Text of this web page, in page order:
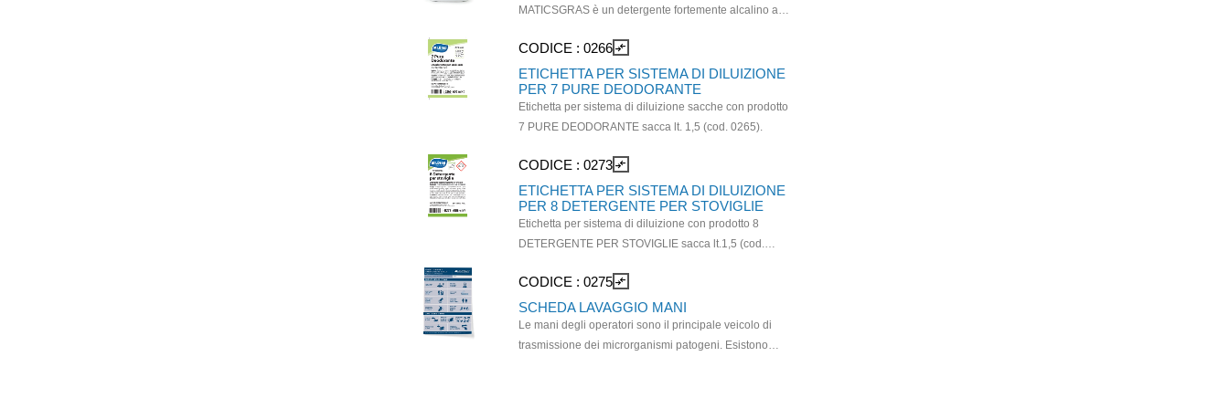
cleaning per la manutenzione di pavimenti protetti. Il
densità riciclato (RPEHD) al 57,3% e cartone di carta
riciclata al 70%.
MATICSGRAS è un detergente fortemente alcalino a
appositamente per rimuovere grassi di origine
alimentare, vegetale, minerale, catrame, fuliggine. Il
prodotto è a schiuma tamponata, quindi
particolarmente idoneo per la pulizia di grandi superfici
in macchina lavasciuga. Ideale in tutti gli ambienti
nell’industria alimentare. Utilizzabile come prodotto per
le pulizie di fondo in cucina, per le pavimentazioni, per
le superfici e gli oggetti (cappe, filtri). Per la pulizia
ordinaria di tutte le pavimentazioni industriali in aree
con forte passaggio quali gres, gres antiscivolo, resina
ecc. Non utilizzare su superfici in alluminio, linoleum,
CODICE : 0266 compare_arrows
ETICHETTA PER SISTEMA DI DILUIZIONE
PER 7 PURE DEODORANTE
Etichetta per sistema di diluizione sacche con prodotto
7 PURE DEODORANTE sacca lt. 1,5 (cod. 0265).
CODICE : 0273 compare_arrows
ETICHETTA PER SISTEMA DI DILUIZIONE
PER 8 DETERGENTE PER STOVIGLIE
Etichetta per sistema di diluizione con prodotto 8
DETERGENTE PER STOVIGLIE sacca lt.1,5 (cod.
CODICE : 0275 compare_arrows
SCHEDA LAVAGGIO MANI
Le mani degli operatori sono il principale veicolo di
trasmissione dei microrganismi patogeni. Esistono